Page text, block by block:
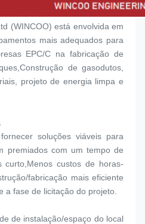
(WINCOO) está envolvida em
mais adequados para
EPC/C na fabricação de
de gasodutos,
projeto de energia limpa e
soluções viáveis para
premiados com um tempo de
curto,Menos custos de horas-
fabricação mais eficiente
a fase de licitação do projeto.
de instalação/espaço do local